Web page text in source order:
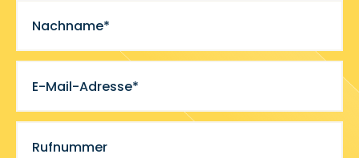
Nachname*
E-Mail-Adresse*
Rufnummer